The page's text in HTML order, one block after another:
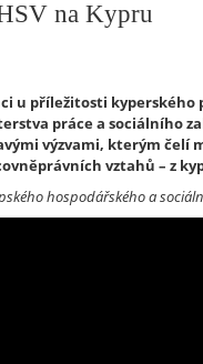
na Kypru
u příležitosti kyperského
práce a sociálního
výzvami, kterým
vztahů – z
hospodářského a